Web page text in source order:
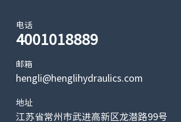
电话
4001018889
邮箱
hengli@henglihydraulics.com
地址
江苏省常州市武进高新区龙潜路99号